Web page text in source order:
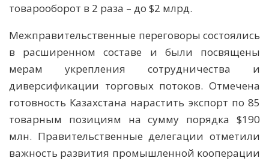
товарооборот в 2 раза – до $2 млрд.
Межправительственные переговоры состоялись
в расширенном составе и были посвящены
мерам укрепления сотрудничества и
диверсификации торговых потоков. Отмечена
готовность Казахстана нарастить экспорт по 85
товарным позициям на сумму порядка $190
млн. Правительственные делегации отметили
важность развития промышленной кооперации